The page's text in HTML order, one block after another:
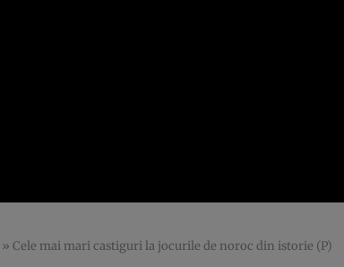
» Cele mai mari castiguri la jocurile de noroc din istorie (P)